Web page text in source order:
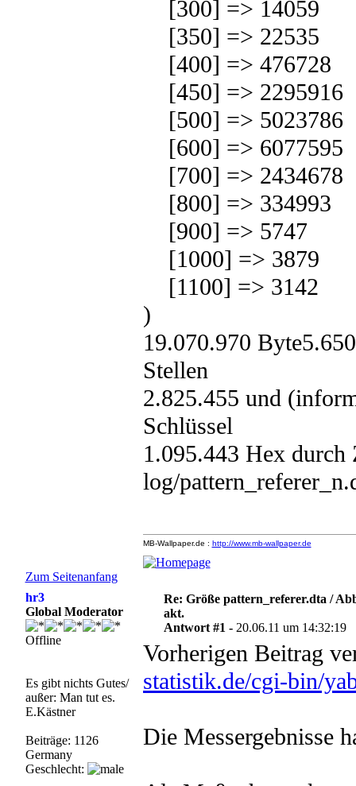
[300] => 14059
[350] => 22535
[400] => 476728
[450] => 2295916
[500] => 5023786
[600] => 6077595
[700] => 2434678
[800] => 334993
[900] => 5747
[1000] => 3879
[1100] => 3142
)
19.070.970
Stellen
2.825.455 und
Schlüssel
1.095.443 Hex durch
log/
Zum Seitenanfang
MB-Wallpaper.de : http://www.mb-wallpaper.de
hr3
Global Moderator
Offline
Es gibt nichts Gutes/
außer: Man tut es.
E.Kästner
Beiträge: 1126
Germany
Geschlecht:
Re: Größe pattern_referer.dta /
akt.
Antwort #1 - 20.06.11 um 14:32:19
Vorherigen Beitrag
statistik.de/cgi-bin/
Die Messergebnisse